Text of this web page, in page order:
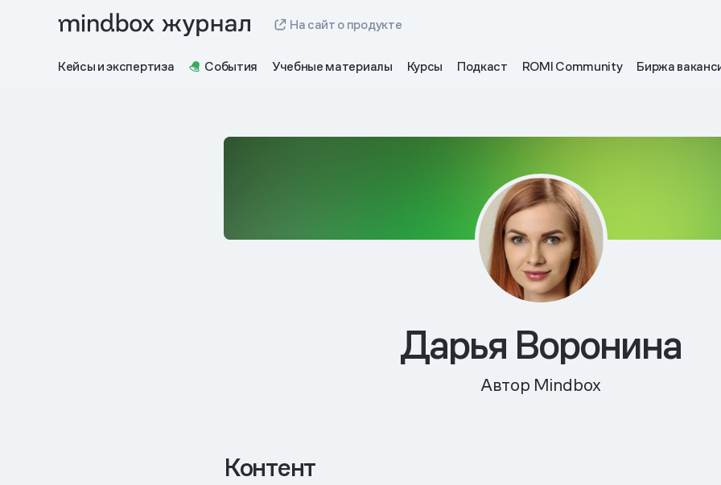
На сайт о продукте
Кейсы и экспертиза События Учебные материалы Курсы Подкаст ROMI Community Биржа
Дарья Воронина
Автор Mindbox
Контент